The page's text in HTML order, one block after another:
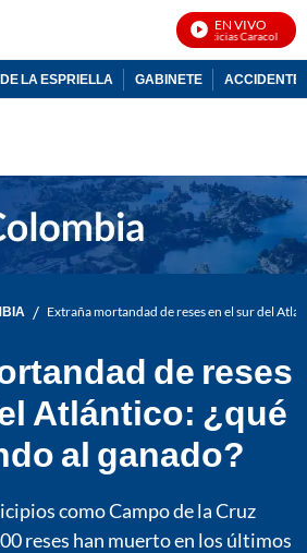
EN VIVO
Noticias Caracol En
LA ESPRIELLA GABINETE ACCIDENTE
/ Extraña mortandad de reses en el sur del
de reses
Atlántico: ¿qué
al ganado?
como Campo de la Cruz
reses han muerto en los últimos